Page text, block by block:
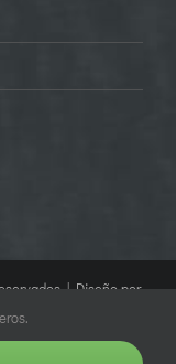
| Diseño por